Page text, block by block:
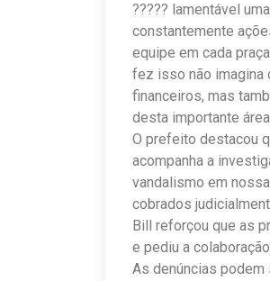
????? lamentável
constantemente
equipe em cada
fez isso não imagina
financeiros, mas
desta importante
O prefeito destacou
acompanha a
vandalismo em
cobrados
Bill reforçou que as
e pediu a
As denúncias